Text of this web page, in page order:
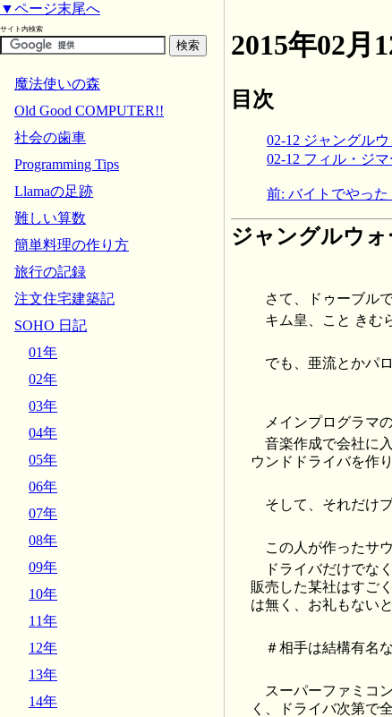
2015年02月
目次
02-12 ジャングルウ
02-12 フィル・ジ
前: バイトでやっ
ジャングルウォ
さて、ドゥーブル
キム皇、こと きむ
でも、亜流とかパ
メインプログラマ
音楽作成で会社に
ウンドドライバを作
そして、それだけ
この人が作ったサ
ドライバだけでな
販売した某社はすご
は無く、お礼もない
＃相手は結構有名
スーパーファミコ
く、ドライバ次第で
▼ページ末尾へ
サイト内検索
魔法使いの森
Old Good COMPUTER!!
社会の歯車
Programming Tips
Llamaの足跡
難しい算数
簡単料理の作り方
旅行の記録
注文住宅建築記
SOHO 日記
01年
02年
03年
04年
05年
06年
07年
08年
09年
10年
11年
12年
13年
14年